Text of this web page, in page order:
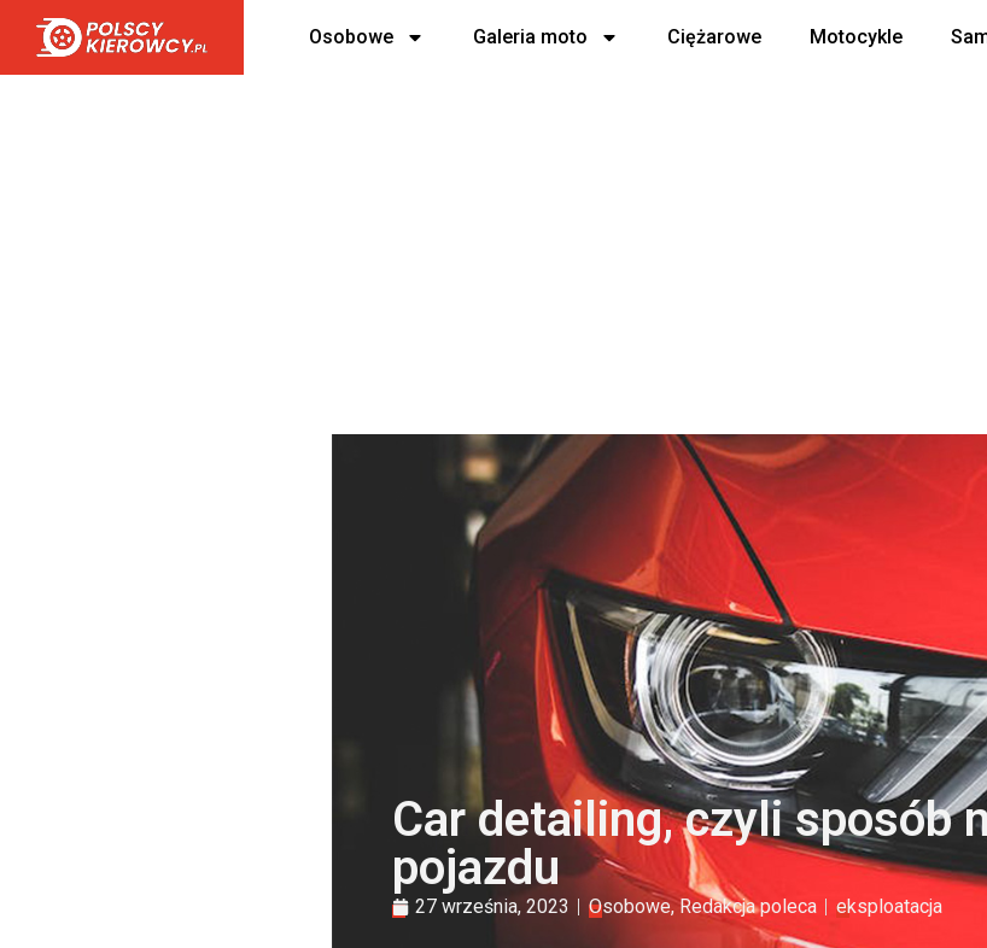
Osobowe Galeria moto Ciężarowe Motocykle
Car detailing, czyli sposób
pojazdu
27 września, 2023 Osobowe,Redakcja poleca eksploatacja